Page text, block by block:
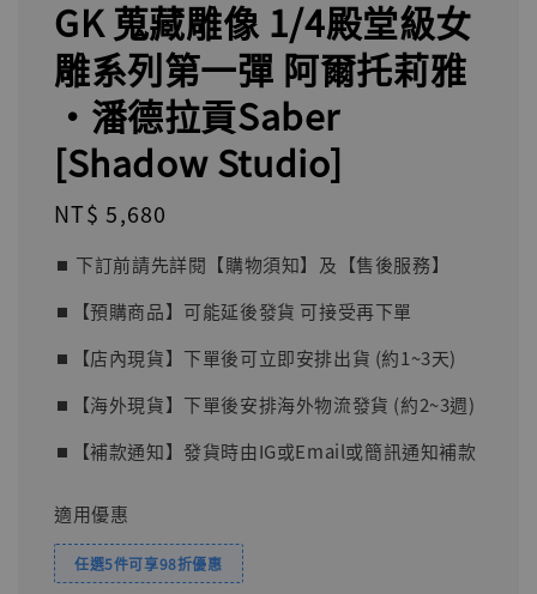
GK 蒐藏雕像 1/4殿堂級女
雕系列第一彈 阿爾托莉雅
·潘德拉貢Saber
[Shadow Studio]
Regular
NT$ 5,680
⏹︎ 下訂前請先詳閱【購物須知】及【售後服務】
⏹︎【預購商品】可能延後發貨 可接受再下單
⏹︎【店內現貨】下單後可立即安排出貨 (約1~3天)
⏹︎【海外現貨】下單後安排海外物流發貨 (約2~3週)
⏹︎【補款通知】發貨時由IG或Email或簡訊通知補款
適用優惠
任選5件可享98折優惠